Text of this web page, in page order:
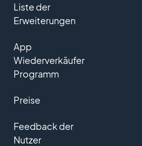
Liste der
Erweiterungen
App
Wiederverkäufer
Programm
Preise
Feedback der
Nutzer